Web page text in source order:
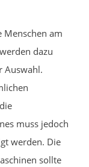
Menschen am
dazu
Auswahl.
muss jedoch
werden. Die
sollte